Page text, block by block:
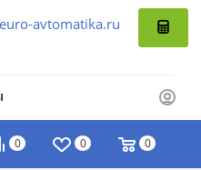
avtomatika.ru
0 0 0